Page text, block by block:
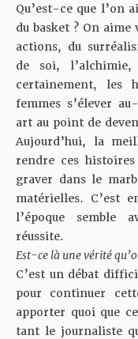
Qu’est-ce que l’on
du basket ? On aime
actions, du
de soi,
certainement, les
femmes s’élever
art au point de
Aujourd’hui, la
rendre ces
graver dans le
matérielles. C’est
l’époque semble
réussite.
Est-ce là une vérité
C’est un débat
pour continuer
apporter quoi que
tant le journaliste